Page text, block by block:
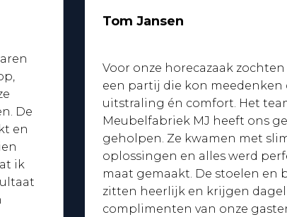
De
en
ik
Tom Jansen
Voor onze horecazaak zochten
een partij die kon meedenken
uitstraling én comfort. Het
Meubelfabriek MJ heeft ons
geholpen. Ze kwamen met
oplossingen en alles werd
maat gemaakt. De stoelen en
zitten heerlijk en krijgen
complimenten van onze